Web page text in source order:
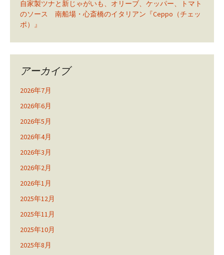
自家製ツナと新じゃがいも、オリーブ、ケッパー、トマト
のソース 南船場・心斎橋のイタリアン『Ceppo（チェッ
ポ）』
アーカイブ
2026年7月
2026年6月
2026年5月
2026年4月
2026年3月
2026年2月
2026年1月
2025年12月
2025年11月
2025年10月
2025年8月